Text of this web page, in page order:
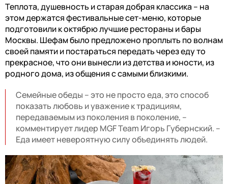
Теплота, душевность и старая добрая классика – на
этом держатся фестивальные сет-меню, которые
подготовили к октябрю лучшие рестораны и бары
Москвы. Шефам было предложено проплыть по волнам
своей памяти и постараться передать через еду то
прекрасное, что они вынесли из детства и юности, из
родного дома, из общения с самыми близкими.
Семейные обеды – это не просто еда, это способ
показать любовь и уважение к традициям,
передаваемым из поколения в поколение, –
комментирует лидер MGF Team Игорь Губернский. –
Еда имеет невероятную силу объединять людей.